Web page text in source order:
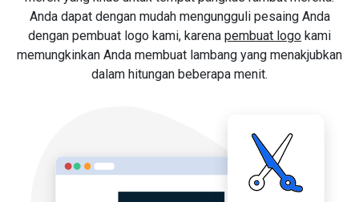
Anda dapat dengan mudah mengungguli pesaing Anda
dengan pembuat logo kami, karena pembuat logo kami
memungkinkan Anda membuat lambang yang menakjubkan
dalam hitungan beberapa menit.